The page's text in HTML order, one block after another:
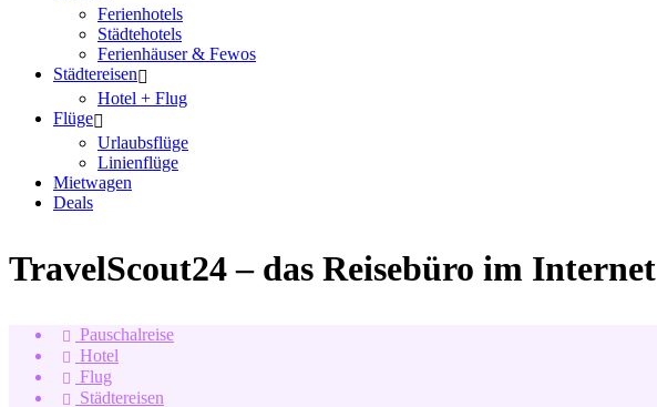
Ferienhotels
Städtehotels
Ferienhäuser & Fewos
Städtereisen
Hotel + Flug
Flüge
Urlaubsflüge
Linienflüge
Mietwagen
Deals
TravelScout24 – das Reisebüro im Internet
Pauschalreise
Hotel
Flug
Städtereisen